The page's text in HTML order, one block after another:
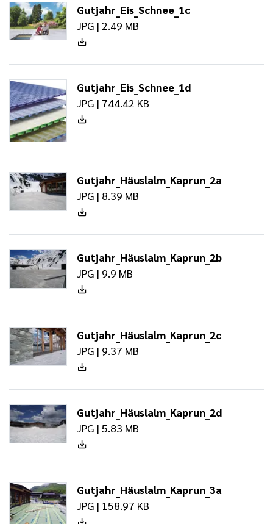
Gutjahr_Eis_Schnee_1c
JPG | 2.49 MB
Gutjahr_Eis_Schnee_1d
JPG | 744.42 KB
Gutjahr_Häuslalm_Kaprun_2a
JPG | 8.39 MB
Gutjahr_Häuslalm_Kaprun_2b
JPG | 9.9 MB
Gutjahr_Häuslalm_Kaprun_2c
JPG | 9.37 MB
Gutjahr_Häuslalm_Kaprun_2d
JPG | 5.83 MB
Gutjahr_Häuslalm_Kaprun_3a
JPG | 158.97 KB